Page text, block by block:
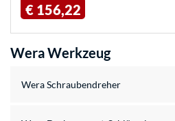
€ 156,22
Wera Werkzeug
Wera Schraubendreher